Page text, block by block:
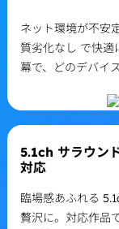
ネット環境が不安
質劣化なし で快
幕で、どのデバイ
5.1ch サラウン
対応
臨場感あふれる
贅沢に。対応作品